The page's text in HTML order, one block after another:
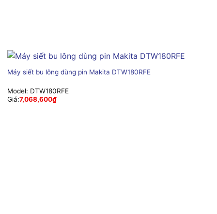
Máy siết bu lông dùng pin Makita DTW180RFE
Model: DTW180RFE
Giá:7,068,600₫